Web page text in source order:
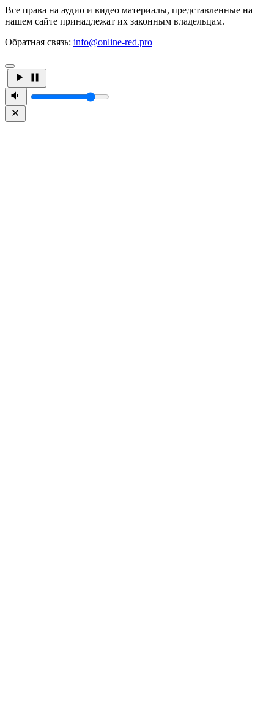
Все права на аудио и видео материалы, представленные на
нашем сайте принадлежат их законным владельцам.
Обратная связь: info@online-red.pro